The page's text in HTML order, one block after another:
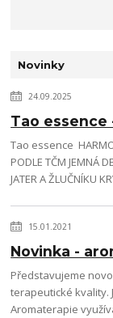
Novinky
24.09.2025
Tao essence
Tao essence
PODLE TČM JEMNÁ
JATER A ŽLUČNÍKU
15.01.2021
Novinka -
Představujeme
terapeutické kvality.
Aromaterapie